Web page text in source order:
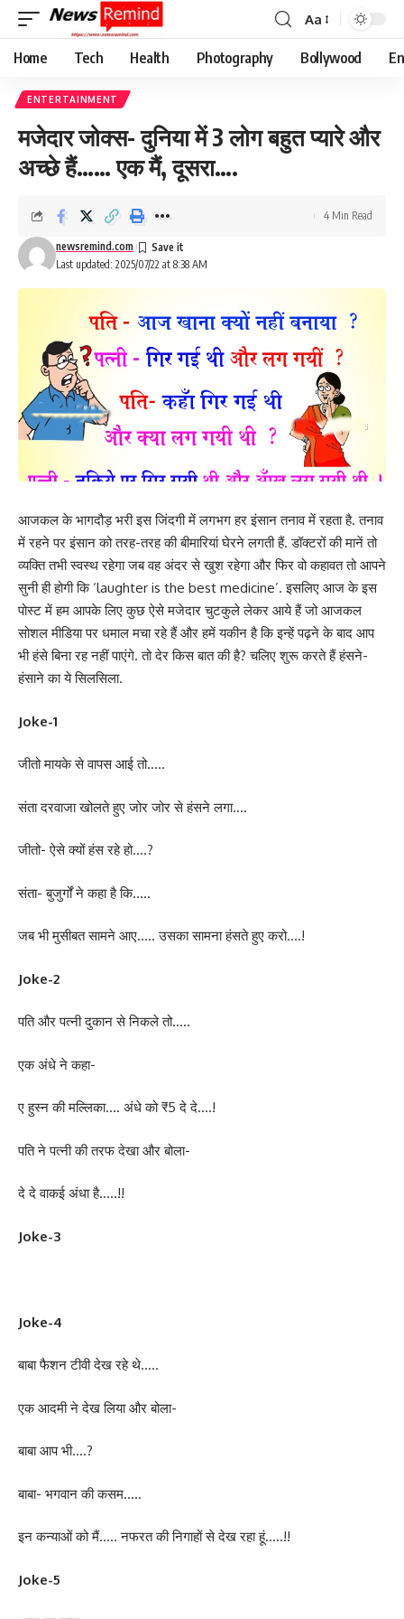
Font
Resizer
Aa
Home Tech Health Photography Bollywood
ENTERTAINMENT
मजेदार जोक्स- दुनिया में 3 लोग बहुत प्यारे और
अच्छे हैं…… एक मैं, दूसरा….
Last updated: 2025/07/22 at 8:38 AM
newsremind.com
4 Min Read
आजकल के भागदौड़ भरी इस जिंदगी में लगभग हर इंसान तनाव में रहता है. तनाव
में रहने पर इंसान को तरह-तरह की बीमारियां घेरने लगती हैं. डॉक्टरों की मानें तो
व्यक्ति तभी स्वस्थ रहेगा जब वह अंदर से खुश रहेगा और फिर वो कहावत तो आपने
सुनी ही होगी कि ‘laughter is the best medicine’. इसलिए आज के इस
पोस्ट में हम आपके लिए कुछ ऐसे मजेदार चुटकुले लेकर आये हैं जो आजकल
सोशल मीडिया पर धमाल मचा रहे हैं और हमें यकीन है कि इन्हें पढ़ने के बाद आप
भी हंसे बिना रह नहीं पाएंगे. तो देर किस बात की है? चलिए शुरू करते हैं हंसने-
हंसाने का ये सिलसिला.
Joke-1
जीतो मायके से वापस आई तो…..
संता दरवाजा खोलते हुए जोर जोर से हंसने लगा….
जीतो- ऐसे क्यों हंस रहे हो….?
संता- बुजुर्गों ने कहा है कि…..
जब भी मुसीबत सामने आए….. उसका सामना हंसते हुए करो….!
Joke-2
पति और पत्नी दुकान से निकले तो…..
एक अंधे ने कहा-
ए हुस्न की मल्लिका…. अंधे को ₹5 दे दे….!
पति ने पत्नी की तरफ देखा और बोला-
दे दे वाकई अंधा है…..!!
Joke-3
Joke-4
बाबा फैशन टीवी देख रहे थे…..
एक आदमी ने देख लिया और बोला-
बाबा आप भी….?
बाबा- भगवान की कसम…..
इन कन्याओं को मैं….. नफरत की निगाहों से देख रहा हूं…..!!
Joke-5